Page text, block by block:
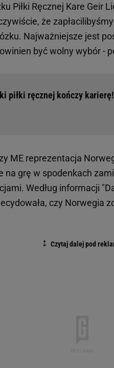
Piłki Ręcznej Kare Geir
że
Najważniejsze jest
być wolny wybór -
piłki ręcznej kończy
ME reprezentacja
na grę w spodenkach
Według informacji
czy Norwegia